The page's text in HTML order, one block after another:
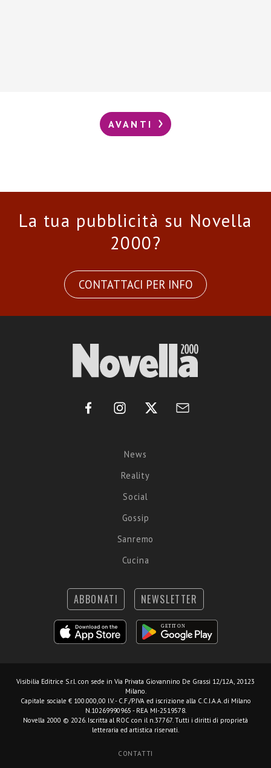
AVANTI
La tua pubblicità su Novella
2000?
CONTATTACI PER INFO
News
Reality
Social
Gossip
Sanremo
Cucina
ABBONATI NEWSLETTER
Visibilia Editrice S.r.l. con sede in Via Privata Giovannino De Grassi 12/12A, 20123
Milano.
Capitale sociale € 100.000,00 I.V. - C.F./P.IVA ed iscrizione alla C.C.I.A.A. di Milano
N.10269990965 - REA MI-2519578.
Novella 2000 © 2026. Iscritta al ROC con il n.37767. Tutti i diritti di proprietà
letteraria ed artistica riservati.
CONTATTI